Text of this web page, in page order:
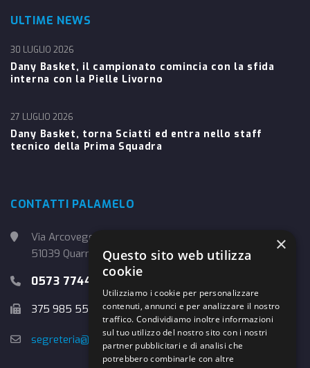
ULTIME NEWS
Dany Basket, il campionato comincia con la sfida
interna con la Pielle Livorno
30 LUGLIO 2026
Dany Basket, torna Sciatti ed entra nello staff
tecnico della Prima Squadra
27 LUGLIO 2026
CONTATTI PALAMELO
Via Arcoveggio, 4
51039 Quarrata (PT)
0573 774457
375 985 5526
segreteria@danybasket.it
×
Questo sito web utilizza
cookie
Utilizziamo i cookie per personalizzare
contenuti, annunci e per analizzare il nostro
traffico. Condividiamo inoltre informazioni
sul tuo utilizzo del nostro sito con i nostri
partner pubblicitari e di analisi che
potrebbero combinarle con altre